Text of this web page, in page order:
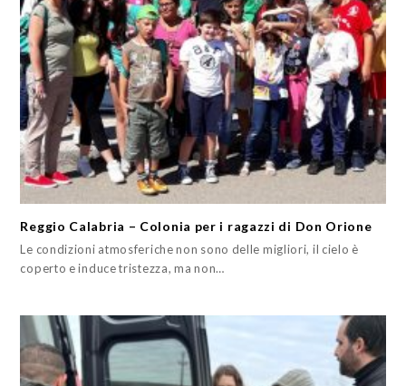
Reggio Calabria – Colonia per i ragazzi di Don Orione
Le condizioni atmosferiche non sono delle migliori, il cielo è
coperto e induce tristezza, ma non…